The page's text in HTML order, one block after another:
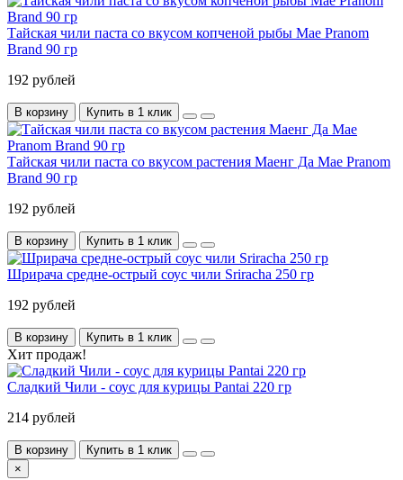
Тайская чили паста со вкусом копченой рыбы Mae Pranom
Brand 90 гр
192 рублей
В корзину Купить в 1 клик
Тайская чили паста со вкусом растения Маенг Да Mae Pranom
Brand 90 гр
192 рублей
В корзину Купить в 1 клик
Шрирача средне-острый соус чили Sriracha 250 гр
192 рублей
В корзину Купить в 1 клик
Хит продаж!
Сладкий Чили - соус для курицы Pantai 220 гр
214 рублей
В корзину
Купить в 1 клик
×